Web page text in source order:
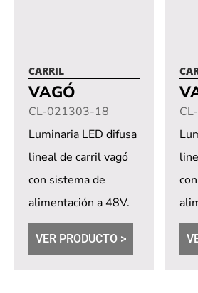
CARRIL
VAGÓ
CL-021303-18
Luminaria LED difusa
lineal de carril vagó
con sistema de
alimentación a 48V.
Dimerización
VER PRODUCTO >